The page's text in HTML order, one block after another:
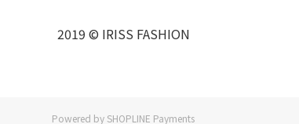
2019 © IRISS FASHION
Powered by SHOPLINE Payments